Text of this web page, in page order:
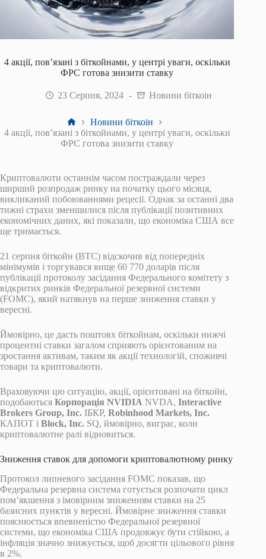
4 акції, пов’язані з біткойнами, у центрі уваги, оскільки
ФРС готова знизити ставку
23 Серпня, 2024 Новини біткоін
Головна
Новини біткоін
4 акції, пов’язані з біткойнами, у центрі уваги, оскільки
ФРС готова знизити ставку
Криптовалюти останнім часом постраждали через
ширший розпродаж ринку на початку цього місяця,
викликаний побоюваннями рецесії. Однак за останні два
тижні страхи зменшилися після публікації позитивних
економічних даних, які показали, що економіка США все
ще тримається.
21 серпня біткойн (BTC) відскочив від попередніх
мінімумів і торгувався вище 60 770 доларів після
публікації протоколу засідання Федерального комітету з
відкритих ринків Федеральної резервної системи
(FOMC), який натякнув на перше зниження ставки у
вересні.
Ймовірно, це дасть поштовх біткойнам, оскільки нижчі
процентні ставки загалом сприяють орієнтованим на
зростання активам, таким як акції технологій, споживчі
товари та криптовалюти.
Враховуючи цю ситуацію, акції, орієнтовані на біткойн,
подобаються Корпорація NVIDIA NVDA, Interactive
Brokers Group, Inc. ІБКР, Robinhood Markets, Inc.
КАПОТ і Block, Inc. SQ, ймовірно, виграє, коли
криптовалютне ралі відновиться.
Зниження ставок для допомоги криптовалютному ринку
Протокол липневого засідання FOMC показав, що
Федеральна резервна система готується розпочати цикл
пом’якшення з імовірним зниженням ставки на 25
базисних пунктів у вересні. Ймовірне зниження ставки
пояснюється впевненістю Федеральної резервної
системи, що економіка США продовжує бути стійкою, а
інфляція значно знижується, щоб досягти цільового рівня
в 2%.